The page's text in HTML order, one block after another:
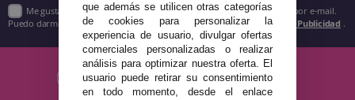
Me gustaría recibir descuentos exclusivos, novedades y tendencias por e-mail.
Puedo darme de baja cuando quiera según lo recogido en la Política de Publicidad .
que además se utilicen otras categorías
de cookies para personalizar la
experiencia de usuario, divulgar ofertas
comerciales personalizadas o realizar
análisis para optimizar nuestra oferta. El
usuario puede retirar su consentimiento
en todo momento, desde el enlace